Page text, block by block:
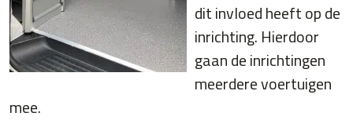
dit invloed heeft op de
inrichting. Hierdoor
gaan de inrichtingen
meerdere voertuigen
mee.